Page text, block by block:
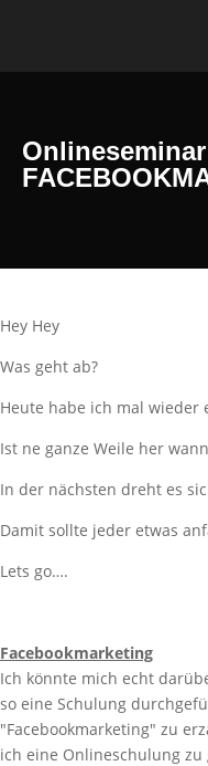
Onlineseminar
Hey Hey
Was geht ab?
Heute habe ich mal
Ist ne ganze Weile her
In der nächsten dreht es
Damit sollte jeder etwas
Lets go….
Facebookmarketing
Ich könnte mich echt
so eine Schulung
"Facebookmarketing" zu
ich eine Onlineschulung